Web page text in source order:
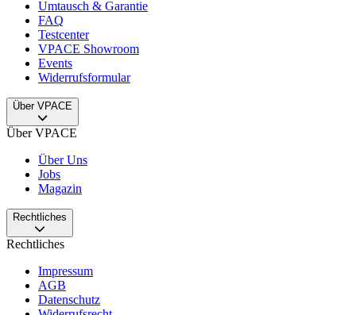
Umtausch & Garantie
FAQ
Testcenter
VPACE Showroom
Events
Widerrufsformular
Über VPACE
Über VPACE
Über Uns
Jobs
Magazin
Rechtliches
Rechtliches
Impressum
AGB
Datenschutz